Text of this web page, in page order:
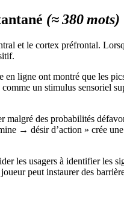
(≈ 380 mots)
et le cortex préfrontal.
ligne ont montré que les
un stimulus sensoriel
des probabilités
→ désir d’action » crée
les usagers à identifier
peut instaurer des